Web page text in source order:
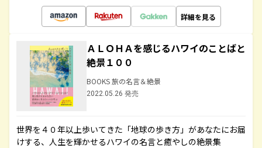
詳細を見る
ＡＬＯＨＡを感じるハワイのことばと
絶景１００
BOOKS 旅の名言＆絶景
2022.05.26 発売
世界を４０年以上歩いてきた「地球の歩き方」があなたにお届
けする、人生を輝かせるハワイの名言と癒やしの絶景集